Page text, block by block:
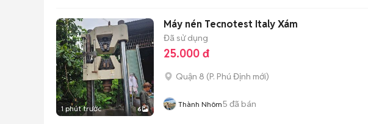
1 phút trước 6
Máy nén Tecnotest Italy Xám
Đã sử dụng
25.000 đ
Quận 8 (P. Phú Định mới)
Thành Nhôm5 đã bán